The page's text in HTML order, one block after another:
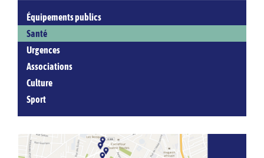
Équipements publics
Santé
Urgences
Associations
Culture
Sport